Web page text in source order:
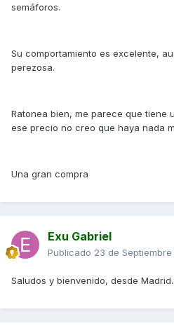
semáforos.
Su comportamiento es excelente,
perezosa.
Ratonea bien, me parece que tiene
ese precio no creo que haya nada
Una gran compra
Exu Gabriel
Publicado 23 de Septiembre
Saludos y bienvenido, desde Madrid.